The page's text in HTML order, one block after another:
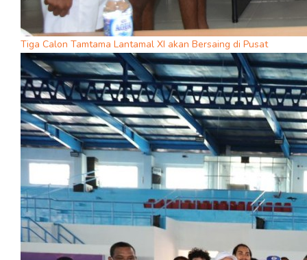
Tiga Calon Tamtama Lantamal XI akan Bersaing di Pusat